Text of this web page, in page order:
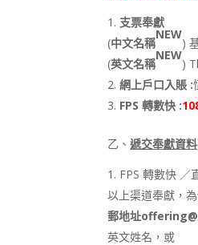
支票奉獻
(中文名稱
NEW
)
(英文名稱
NEW
)
網上戶口入賬 :
FPS 轉數快 :
乙、遞交奉獻資料
FPS 轉數快 ／
以上渠道奉獻，
郵地址
英文姓名，或